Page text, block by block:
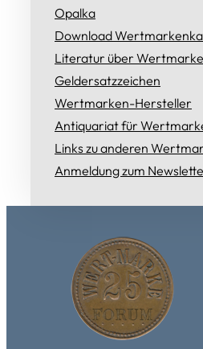
Opalka
Download
Literatur über
Geldersatzzeichen
Wertmarken-Hersteller
Antiquariat für
Links zu anderen
Anmeldung zum